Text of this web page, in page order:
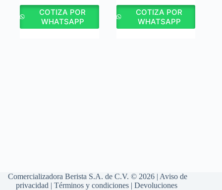
COTIZA POR
WHATSAPP
COTIZA POR
WHATSAPP
Comercializadora Berista S.A. de C.V. © 2026 | Aviso de
privacidad |Términos y condiciones |Devoluciones